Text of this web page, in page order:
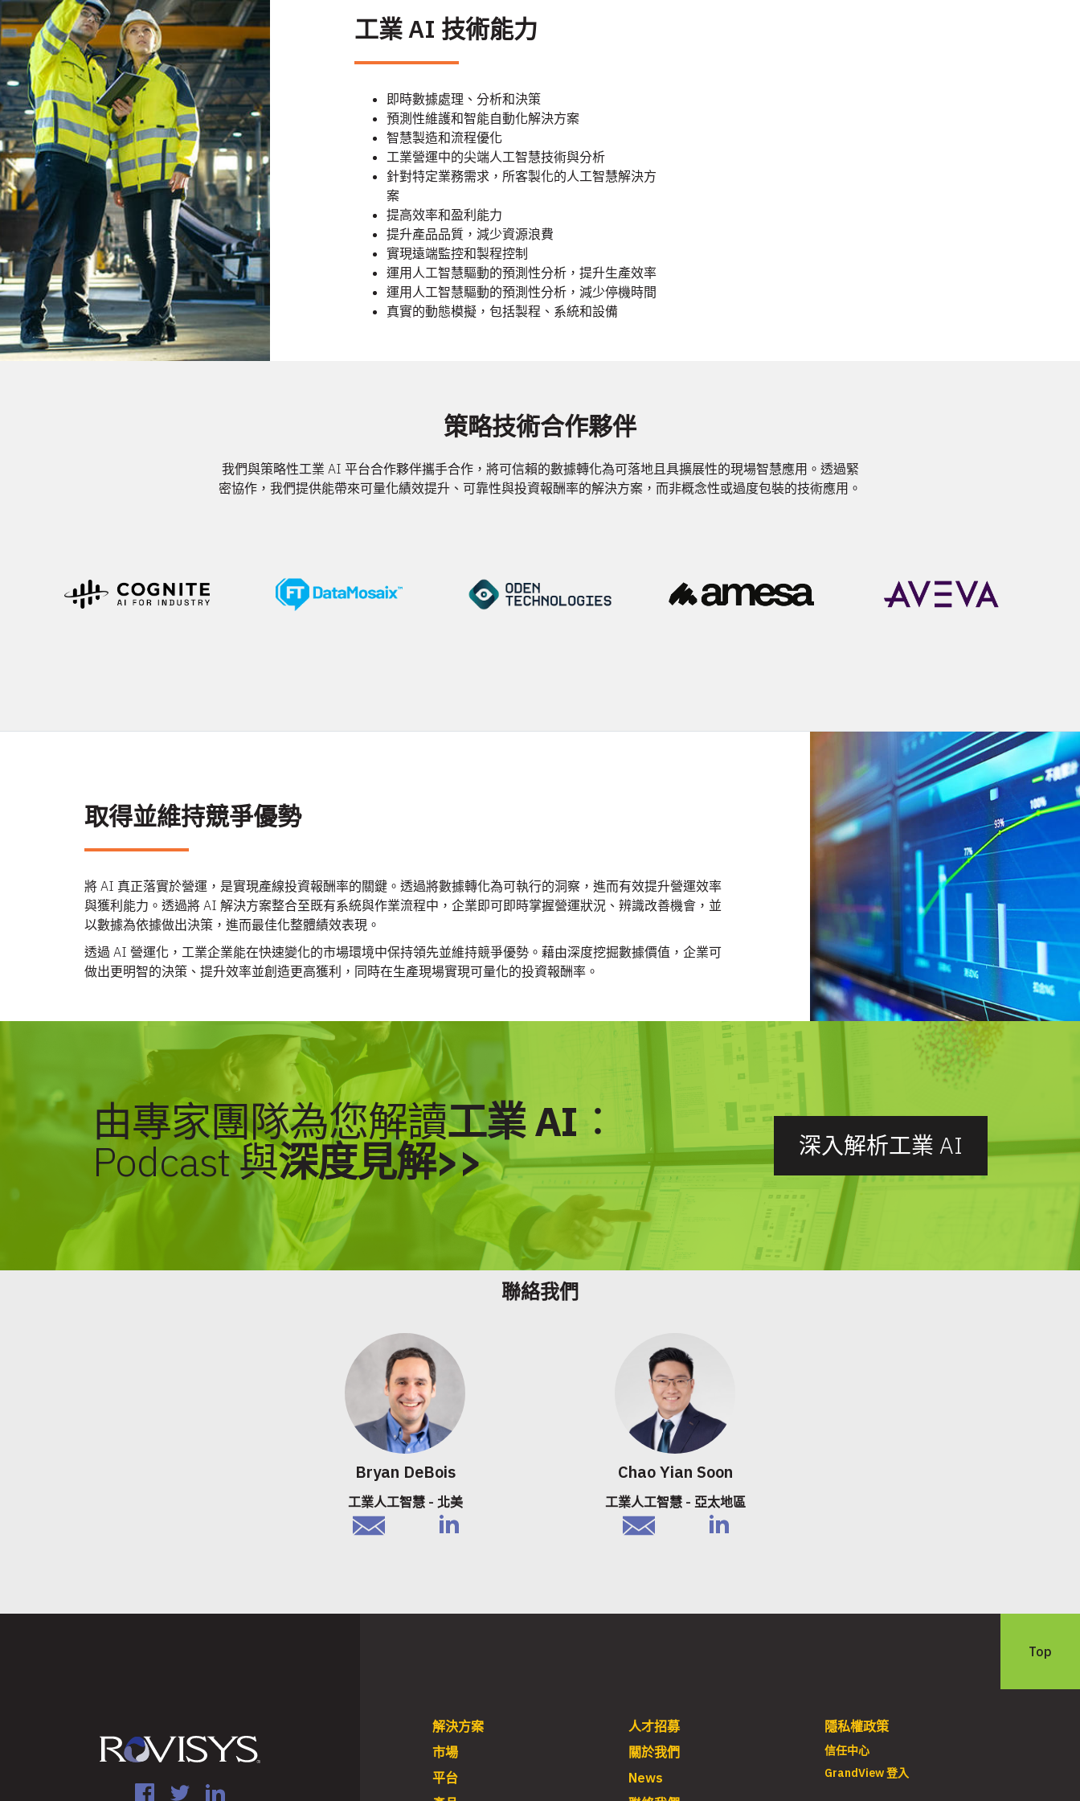
工業 AI 技術能力
即時數據處理、分析和決策
預測性維護和智能自動化解決方案
智慧製造和流程優化
工業營運中的尖端人工智慧技術與分析
針對特定業務需求，所客製化的人工智慧解決方
案
提高效率和盈利能力
提升產品品質，減少資源浪費
實現遠端監控和製程控制
運用人工智慧驅動的預測性分析，提升生產效率
運用人工智慧驅動的預測性分析，減少停機時間
真實的動態模擬，包括製程、系統和設備
策略技術合作夥伴
我們與策略性工業 AI 平台合作夥伴攜手合作，將可信賴的數據轉化為可落地且具擴展性的現場智慧應用。透過緊
密協作，我們提供能帶來可量化績效提升、可靠性與投資報酬率的解決方案，而非概念性或過度包裝的技術應用。
取得並維持競爭優勢
將 AI 真正落實於營運，是實現產線投資報酬率的關鍵。透過將數據轉化為可執行的洞察，進而有效提升營運效率
與獲利能力。透過將 AI 解決方案整合至既有系統與作業流程中，企業即可即時掌握營運狀況、辨識改善機會，並
以數據為依據做出決策，進而最佳化整體績效表現。
透過 AI 營運化，工業企業能在快速變化的市場環境中保持領先並維持競爭優勢。藉由深度挖掘數據價值，企業可
做出更明智的決策、提升效率並創造更高獲利，同時在生產現場實現可量化的投資報酬率。
由專家團隊為您解讀工業 AI：
Podcast 與深度見解>> 深入解析工業 AI
聯絡我們
Bryan DeBois
工業人工智慧 - 北美
email
linkedIn
Chao Yian Soon
工業人工智慧 - 亞太地區
email
linkedIn
FacebookTwitterLinkedIn
Top
解決方案
市場
平台
人才招募
關於我們
News
隱私權政策
信任中心
GrandView 登入